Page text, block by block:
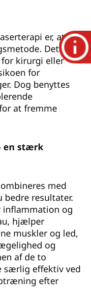
er, at det
Dette
for kirurgi eller
for
Dog benyttes
at fremme
en stærk
med
resultater.
inflammation og
hjælper
muskler og led,
og
af de to
særlig effektiv ved
efter